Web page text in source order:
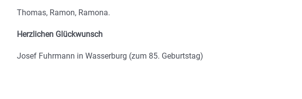
Thomas, Ramon, Ramona.
Herzlichen Glückwunsch
Josef Fuhrmann in Wasserburg (zum 85. Geburtstag)